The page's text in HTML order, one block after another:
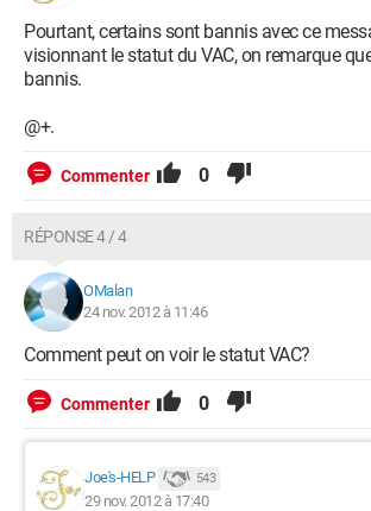
Pourtant, certains sont bannis avec ce
visionnant le statut du VAC, on remarque
bannis.
@+.
Commenter 0
RÉPONSE 4 / 4
OMalan
24 nov. 2012 à 11:46
Comment peut on voir le statut VAC?
Commenter 0
Joe's-HELP 543
29 nov. 2012 à 17:40